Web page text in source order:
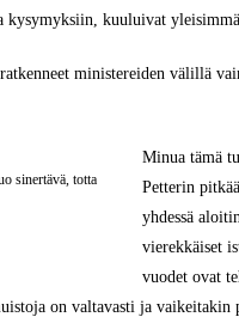
kysymyksiin, kuuluivat
ministereiden välillä
sinertävä, totta
Minua tämä
Petterin
yhdessä
vierekkäiset
vuodet ovat
on valtavasti ja vaikeitakin